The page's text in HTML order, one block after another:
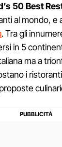
50 Best
al mondo, e
. Tra gli
in 5
ma a
i